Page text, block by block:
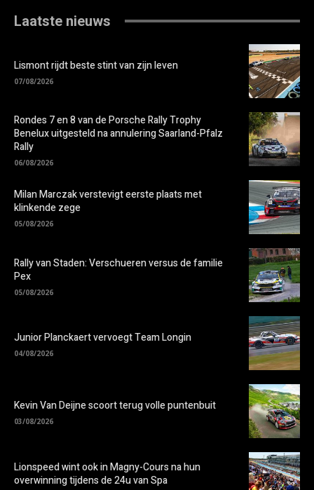
Laatste nieuws
Lismont rijdt beste stint van zijn leven
07/08/2026
Rondes 7 en 8 van de Porsche Rally Trophy
Benelux uitgesteld na annulering Saarland-Pfalz
Rally
06/08/2026
Milan Marczak verstevigt eerste plaats met
klinkende zege
05/08/2026
Rally van Staden: Verschueren versus de familie
Pex
05/08/2026
Junior Planckaert vervoegt Team Longin
04/08/2026
Kevin Van Deijne scoort terug volle puntenbuit
03/08/2026
Lionspeed wint ook in Magny-Cours na hun
overwinning tijdens de 24u van Spa